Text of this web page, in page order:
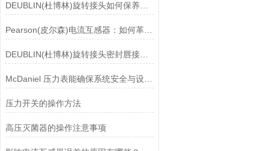
DEUBLIN(杜博林)旋转接头如何保养？需要注意哪些事项？
Pearson(皮尔森)电流互感器：如何革新电力监控？
DEUBLIN(杜博林)旋转接头密封唇接觖宽度和负载
McDaniel 压力表能确保系统安全与设备寿命延长
压力开关的操作方法
高压灭菌器的操作注意事项